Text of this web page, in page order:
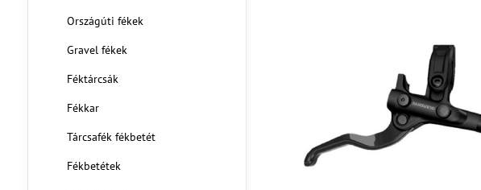
Országúti fékek
Gravel fékek
Féktárcsák
Fékkar
Tárcsafék fékbetét
Fékbetétek